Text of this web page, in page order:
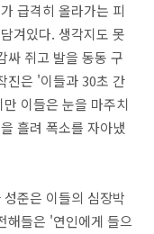
급격히 올라가는 피
겨있다. 생각지도 못
싸 쥐고 발을 동동 구
진은 '이들과 30초 간
이들은 눈을 마주치
흘려 폭소를 자아냈
준은 이들의 심장박
해들은 '연인에게 들으